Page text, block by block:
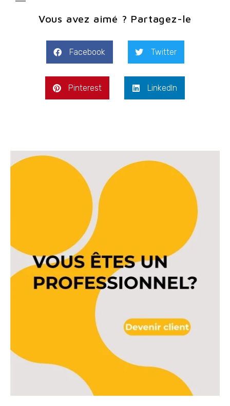
Vous avez aimé ? Partagez-le
Facebook Twitter
Pinterest LinkedIn